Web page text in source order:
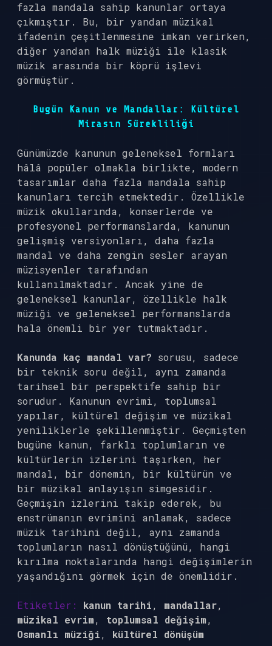
fazla mandala sahip kanunlar ortaya
çıkmıştır. Bu, bir yandan müzikal
ifadenin çeşitlenmesine imkan verirken,
diğer yandan halk müziği ile klasik
müzik arasında bir köprü işlevi
görmüştür.
Bugün Kanun ve Mandallar: Kültürel
Mirasın Sürekliliği
Günümüzde kanunun geleneksel formları
hâlâ popüler olmakla birlikte, modern
tasarımlar daha fazla mandala sahip
kanunları tercih etmektedir. Özellikle
müzik okullarında, konserlerde ve
profesyonel performanslarda, kanunun
gelişmiş versiyonları, daha fazla
mandal ve daha zengin sesler arayan
müzisyenler tarafından
kullanılmaktadır. Ancak yine de
geleneksel kanunlar, özellikle halk
müziği ve geleneksel performanslarda
hala önemli bir yer tutmaktadır.
Kanunda kaç mandal var? sorusu, sadece
bir teknik soru değil, aynı zamanda
tarihsel bir perspektife sahip bir
sorudur. Kanunun evrimi, toplumsal
yapılar, kültürel değişim ve müzikal
yeniliklerle şekillenmiştir. Geçmişten
bugüne kanun, farklı toplumların ve
kültürlerin izlerini taşırken, her
mandal, bir dönemin, bir kültürün ve
bir müzikal anlayışın simgesidir.
Geçmişin izlerini takip ederek, bu
enstrümanın evrimini anlamak, sadece
müzik tarihini değil, aynı zamanda
toplumların nasıl dönüştüğünü, hangi
kırılma noktalarında hangi değişimlerin
yaşandığını görmek için de önemlidir.
Etiketler: kanun tarihi, mandallar,
müzikal evrim, toplumsal değişim,
Osmanlı müziği, kültürel dönüşüm